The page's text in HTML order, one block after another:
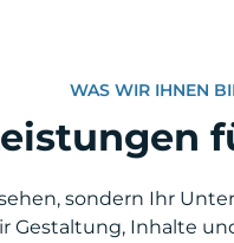
WAS WIR IHNEN
sondern Ihr
Inhalte